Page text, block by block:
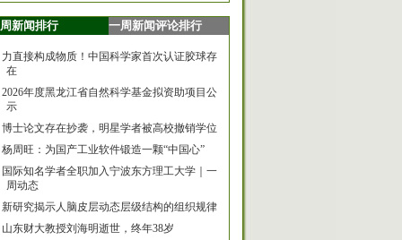
新闻排行 一周新闻评论排行
力直接构成物质！中国科学家首次认证胶球存
在
2026年度黑龙江省自然科学基金拟资助项目公
示
博士论文存在抄袭，明星学者被高校撤销学位
杨周旺：为国产工业软件锻造一颗“中国心”
国际知名学者全职加入宁波东方理工大学｜一
周动态
新研究揭示人脑皮层动态层级结构的组织规律
山东财大教授刘海明逝世，终年38岁